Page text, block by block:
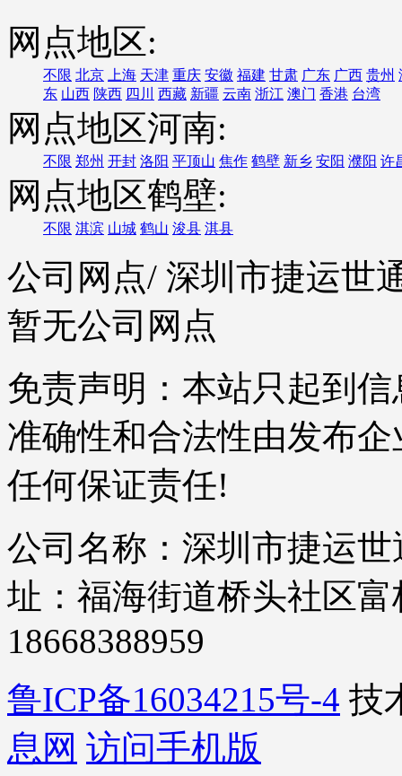
网点地区:
不限 北京 上海 天津 重庆 安徽 福建 甘肃 广东 广西 贵州
东 山西 陕西 四川 西藏 新疆 云南 浙江 澳门 香港 台湾
网点地区河南:
不限 郑州 开封 洛阳 平顶山 焦作 鹤壁 新乡 安阳 濮阳 许
网点地区鹤壁:
不限 淇滨 山城 鹤山 浚县 淇县
公司网点/ 深圳市捷运世
暂无公司网点
免责声明：本站只起到
准确性和合法性由发布
任何保证责任!
公司名称：深圳市捷运
址：福海街道桥头社区
18668388959
鲁ICP备16034215号-4 技
息网 访问手机版